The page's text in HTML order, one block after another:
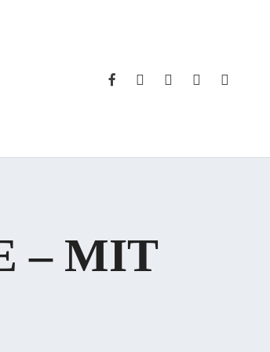
FACEBOOK
INSTAGRAM
WHATSAPP
PHONEEMAIL
– MIT